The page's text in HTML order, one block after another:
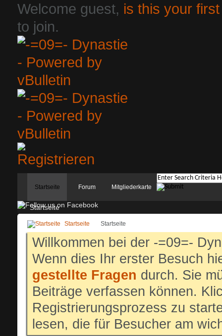
Welcome guest, is this your
to join.
Startseite
Startseite
Forum Mitgliederkarte
Startseite Startseite
Willkommen bei der -=09=-
Wenn dies Ihr erster Besuch
gestellte Fragen durch. Sie
Beiträge verfassen können.
Registrierungsprozess zu
lesen, die für Besucher am